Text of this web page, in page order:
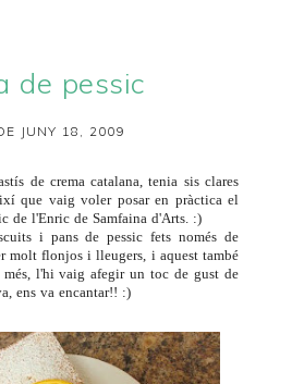
de pessic
JUNY 18, 2009
de crema catalana , tenia sis clares
que vaig voler posar en pràctica el
de l'Enric de Samfaina d'Arts . :)
i pans de pessic fets només de
molt flonjos i lleugers, i aquest també
més, l'hi vaig afegir un toc de gust de
ens va encantar!! :)